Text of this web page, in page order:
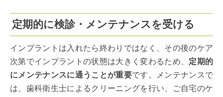
定期的に検診・メンテナンスを受ける
インプラントは入れたら終わりではなく、その後のケア
次第でインプラントの状態は大きく変わるため、 定期的
にメンテナンスに通うことが重要です。メンテナンスで
は、歯科衛生士によるクリーニングを行い、ご自宅のケ